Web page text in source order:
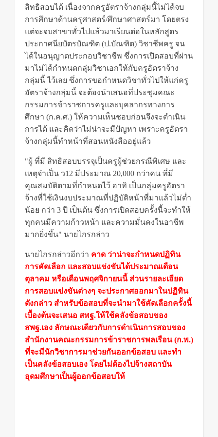
สิทธิสอบได้ เนื่องจากครูอัตราจ้างกลุ่มนี้ไม่ได้จบ
การศึกษาด้านครุศาสตร์/ศึกษาศาสตร์มา โดยตรง
แต่จะจบสาขาทั่วไปแล้วมาเรียนต่อในหลักสูตร
ประกาศนียบัตรบัณฑิต (ป.บัณฑิต) วิชาชีพครู จน
ได้ในอนุญาตประกอบวิชาชีพ ซึ่งการเปิดสอบที่ผ่าน
มาไม่ได้กำหนดกลุ่มวิชาเอกให้กับครูอัตราจ้าง
กลุ่มนี้ ไว้เลย ซึ่งการขอกำหนดวิชาทั่วไปให้แก่ครู
อัตราจ้างกลุ่มนี้ จะต้องนำเสนอที่ประชุมคณะ
กรรมการข้าราชการครูและบุคลากรทางการ
ศึกษา (ก.ค.ศ.) ให้ความเห็นชอบก่อนจึงจะดำเนิน
การได้ และคิดว่าไม่น่าจะมีปัญหา เพราะครูอัตรา
จ้างกลุ่มนี้ทำหน้าที่สอนหนังสืออยู่แล้ว
"ผู้ ที่มี สิทธิสอบบรรจุเป็นครูผู้ช่วยกรณีพิเศษ และ
เหตุจำเป็น ว12 มีประมาณ 20,000 กว่าคน ที่มี
คุณสมบัติตามที่กำหนดไว้ อาทิ เป็นกลุ่มครูอัตรา
จ้างที่ใช้เงินงบประมาณที่ปฏิบัติหน้าที่มาแล้วไม่ต่ำ
น้อย กว่า 3 ปี เป็นต้น ซึ่งการเปิดสอบครั้งนี้จะทำให้
ทุกคนมีความก้าวหน้า และความมั่นคงในอาชีพ
มากยิ่งขึ้น" นายไกรกล่าว
นายไกรกล่าวอีกว่า คาด ว่าน่าจะกำหนดปฏิทิน
การคัดเลือก และสอบแข่งขันได้ประมาณเดือน
ตุลาคม หรือเดือนพฤศจิกายนนี้ ส่วนรายละเอียด
การสอบแข่งขันต่างๆ จะประกาศออกมาในปฏิทิน
ดังกล่าว สำหรับข้อสอบที่จะนำมาใช้คัดเลือกครั้งนี้
เบื้องต้นจะเสนอ สพฐ.ให้ใช้คลังข้อสอบของ
สพฐ.เอง ลักษณะเดียวกับการดำเนินการสอบของ
สำนักงานคณะกรรมการข้าราชการพลเรือน (ก.พ.)
ที่จะมีนักวิชาการมาช่วยกันออกข้อสอบ และทำ
เป็นคลังข้อสอบเอง โดยไม่ต้องไปจ้างสถาบัน
อุดมศึกษาเป็นผู้ออกข้อสอบให้